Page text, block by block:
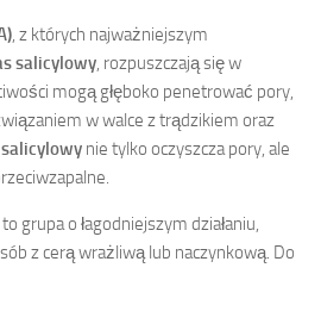
, z których najważniejszym
salicylowy, rozpuszczają się w
mogą głęboko penetrować pory,
w walce z trądzikiem oraz
nie tylko oczyszcza pory, ale
to grupa o łagodniejszym działaniu,
z cerą wrażliwą lub naczynkową. Do